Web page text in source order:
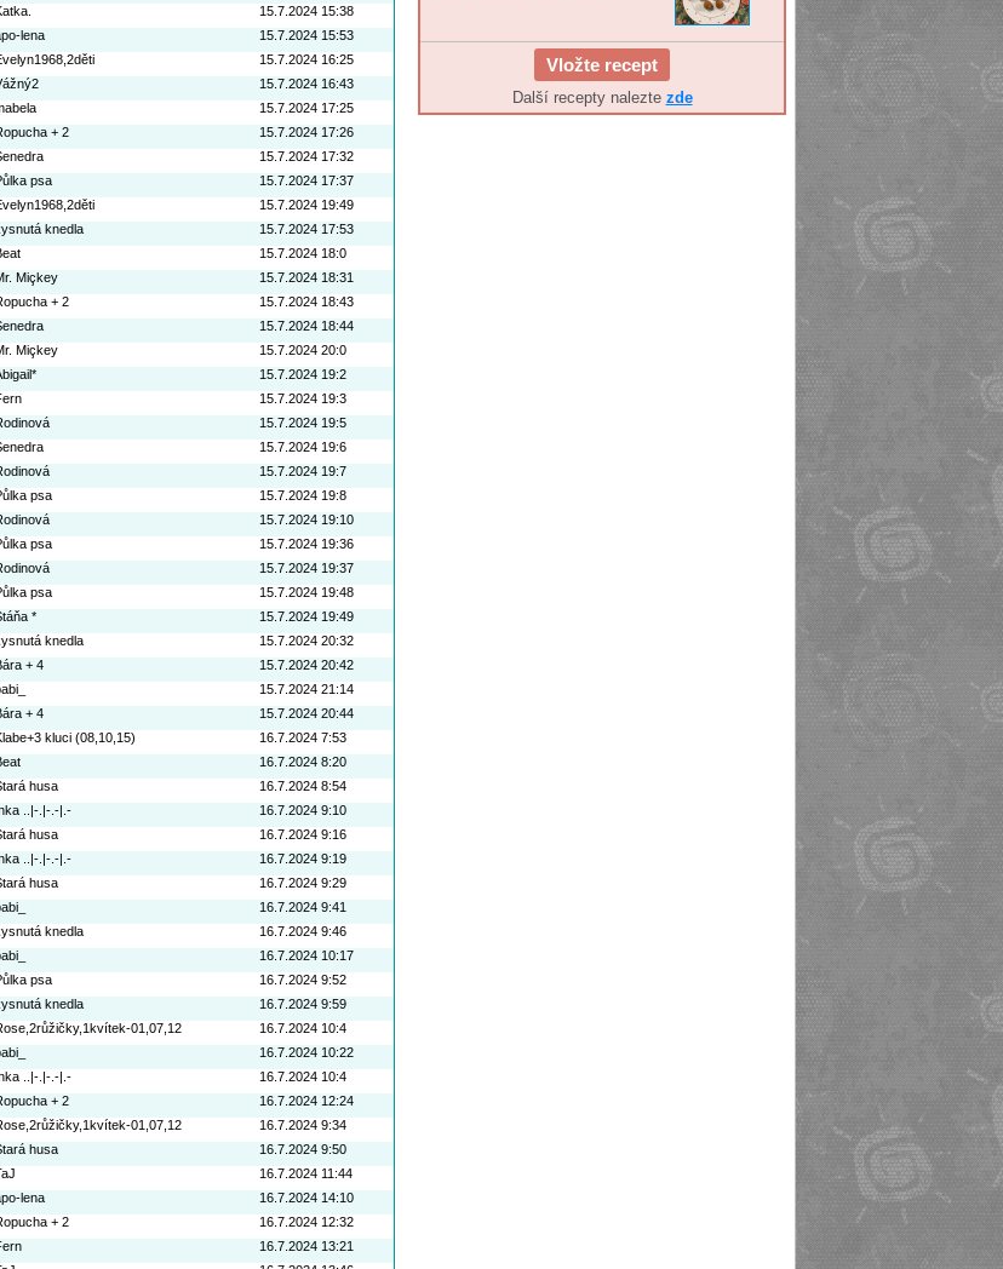
15.7.2024 15:38
lena
15.7.2024 15:53
15.7.2024 16:25
15.7.2024 16:43
15.7.2024 17:25
+ 2
15.7.2024 17:26
15.7.2024 17:32
psa
15.7.2024 17:37
15.7.2024 19:49
knedla
15.7.2024 17:53
15.7.2024 18:0
Miçkey
15.7.2024 18:31
+ 2
15.7.2024 18:43
15.7.2024 18:44
Miçkey
15.7.2024 20:0
15.7.2024 19:2
15.7.2024 19:3
15.7.2024 19:5
15.7.2024 19:6
15.7.2024 19:7
psa
15.7.2024 19:8
15.7.2024 19:10
psa
15.7.2024 19:36
15.7.2024 19:37
psa
15.7.2024 19:48
*
15.7.2024 19:49
knedla
15.7.2024 20:32
+ 4
15.7.2024 20:42
15.7.2024 21:14
+ 4
15.7.2024 20:44
kluci (08,10,15)
16.7.2024 7:53
16.7.2024 8:20
husa
16.7.2024 8:54
..|-.|-.-|.-
16.7.2024 9:10
husa
16.7.2024 9:16
..|-.|-.-|.-
16.7.2024 9:19
husa
16.7.2024 9:29
16.7.2024 9:41
knedla
16.7.2024 9:46
16.7.2024 10:17
psa
16.7.2024 9:52
knedla
16.7.2024 9:59
01,07,12
16.7.2024 10:4
16.7.2024 10:22
..|-.|-.-|.-
16.7.2024 10:4
+ 2
16.7.2024 12:24
01,07,12
16.7.2024 9:34
husa
16.7.2024 9:50
16.7.2024 11:44
lena
16.7.2024 14:10
+ 2
16.7.2024 12:32
16.7.2024 13:21
Vložte recept
Další recepty nalezte zde